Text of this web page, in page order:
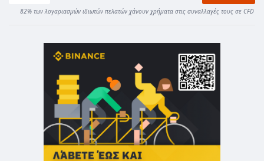
82% των λογαριασμών ιδιωτών πελατών χάνουν χρήματα στις συναλλαγές τους σε CFD